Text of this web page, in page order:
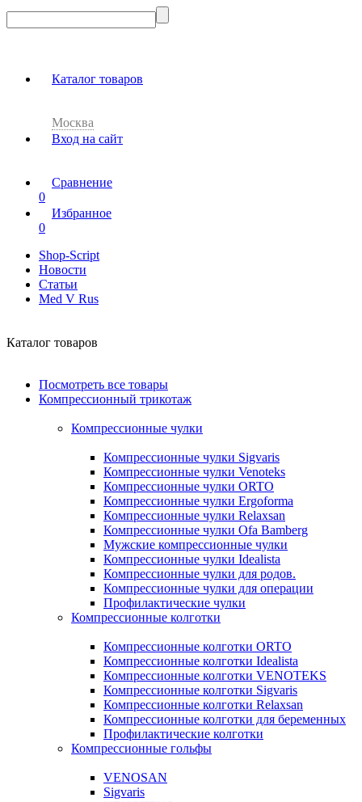
Каталог товаров
Москва
Вход на сайт
Сравнение
0
Избранное
0
Shop-Script
Новости
Статьи
Med V Rus
Каталог товаров
Посмотреть все товары
Компрессионный трикотаж
Компрессионные чулки
Компрессионные чулки Sigvaris
Компрессионные чулки Venoteks
Компрессионные чулки ORTO
Компрессионные чулки Ergoforma
Компрессионные чулки Relaxsan
Компрессионные чулки Ofa Bamberg
Мужские компрессионные чулки
Компрессионные чулки Idealista
Компрессионные чулки для родов.
Компрессионные чулки для операции
Профилактические чулки
Компрессионные колготки
Компрессионные колготки ORTO
Компрессионные колготки Idealista
Компрессионные колготки VENOTEKS
Компрессионные колготки Sigvaris
Компрессионные колготки Relaxsan
Компрессионные колготки для беременных
Профилактические колготки
Компрессионные гольфы
VENOSAN
Sigvaris